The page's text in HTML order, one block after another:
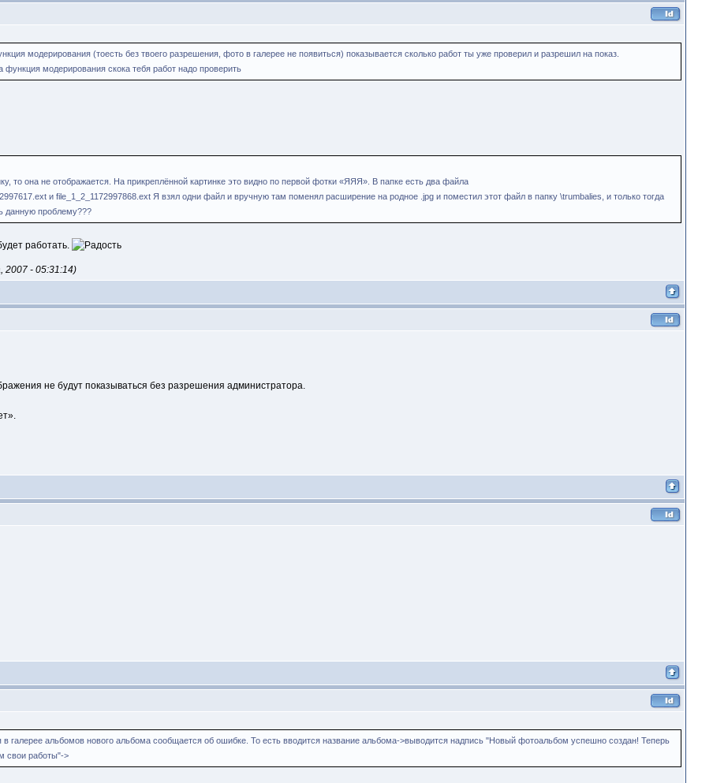
модерирования (тоесть без твоего разрешения, фото в галерее не появиться) показывается сколько работ ты уже проверил и разрешил на показ.
модерирования скока тебя работ надо проверить
то она не отображается. На прикреплённой картинке это видно по первой фотки «ЯЯЯ». В папке есть два файла
и file_1_2_1172997868.ext Я взял одни файл и вручную там поменял расширение на родное .jpg и поместил этот файл в папку \trumbalies, и только тогда
данную проблему???
работать.
- 05:31:14)
не будут показываться без разрешения администратора.
галерее альбомов нового альбома сообщается об ошибке. То есть вводится название альбома->выводится надпись "Новый фотоальбом успешно создан! Теперь
свои работы"->